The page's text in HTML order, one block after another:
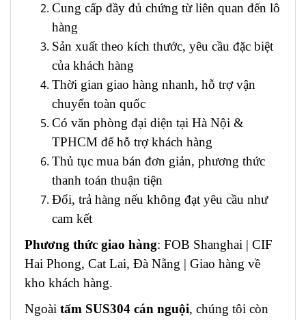
Cung cấp đầy đủ chứng từ liên quan đến lô
hàng
Sản xuất theo kích thước, yêu cầu đặc biệt
của khách hàng
Thời gian giao hàng nhanh, hỗ trợ vận
chuyển toàn quốc
Có văn phòng đại diện tại Hà Nội &
TPHCM để hỗ trợ khách hàng
Thủ tục mua bán đơn giản, phương thức
thanh toán thuận tiện
Đổi, trả hàng nếu không đạt yêu cầu như
cam kết
Phương thức giao hàng: FOB Shanghai | CIF
Hai Phong, Cat Lai, Đà Nẵng | Giao hàng về
kho khách hàng.
Ngoài tấm SUS304 cán nguội, chúng tôi còn